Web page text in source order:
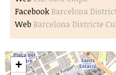
FacebookBarcelona
WebBarcelona Districte
+